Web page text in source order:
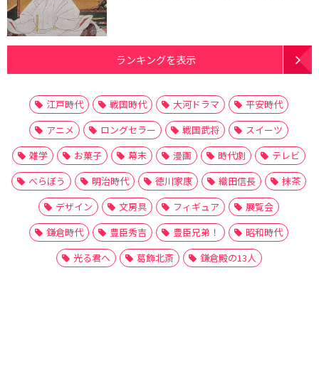
ランキングを表示
江戸時代 戦国時代 大河ドラマ
平安時代
アニメ
ロングセラー 戦国武将
スイーツ
雑学
お菓子 幕末 漫画 時代劇
テレビ
べらぼう
明治時代 徳川家康 織田信長
抹茶
デザイン
文房具 フィギュア
展覧会
鎌倉時代
豊臣秀吉 豊臣兄弟！
昭和時代
光る君へ
葛飾北斎 鎌倉殿の13人